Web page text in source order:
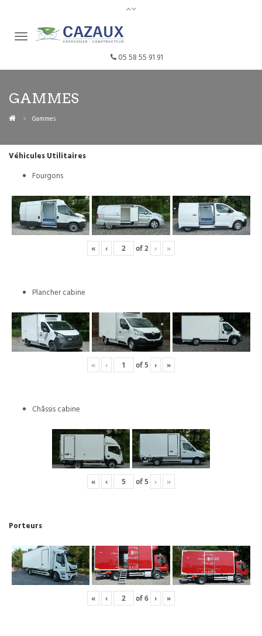
05 58 55 91 91
GAMMES
Gammes
Véhicules Utilitaires
Fourgons
« ‹ of2 › »
Plancher cabine
« ‹ of5 › »
Châssis cabine
« ‹ of5 › »
Porteurs
« ‹ of6 › »